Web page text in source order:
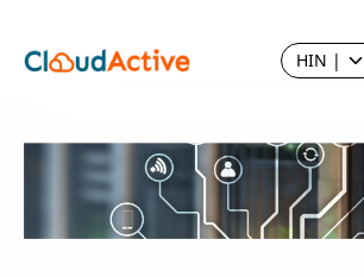
HIN |